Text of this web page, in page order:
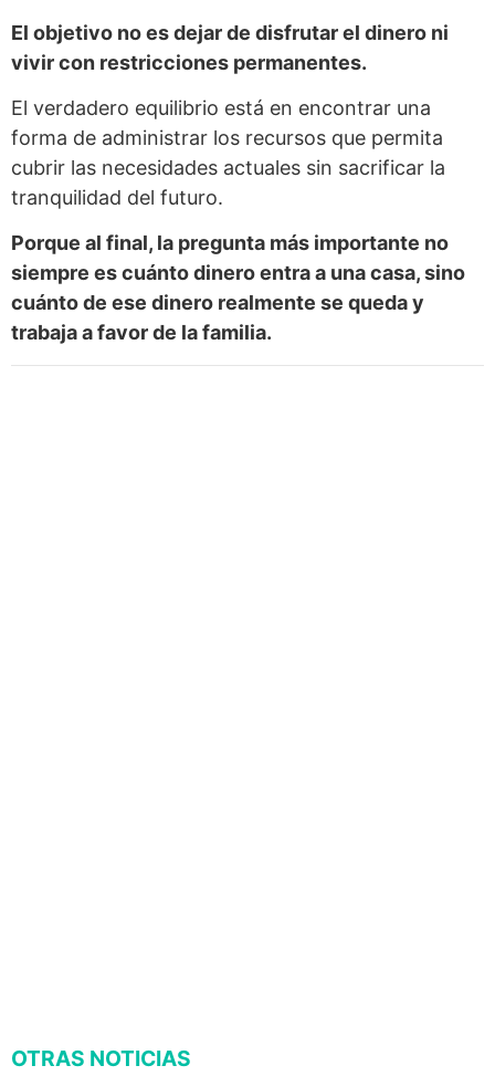
El objetivo no es dejar de disfrutar el dinero ni
vivir con restricciones permanentes.
El verdadero equilibrio está en encontrar una
forma de administrar los recursos que permita
cubrir las necesidades actuales sin sacrificar la
tranquilidad del futuro.
Porque al final, la pregunta más importante no
siempre es cuánto dinero entra a una casa, sino
cuánto de ese dinero realmente se queda y
trabaja a favor de la familia.
OTRAS NOTICIAS